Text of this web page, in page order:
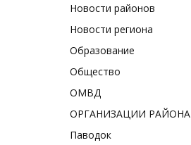
Новости районов
Новости региона
Образование
Общество
ОМВД
ОРГАНИЗАЦИИ РАЙОНА
Паводок